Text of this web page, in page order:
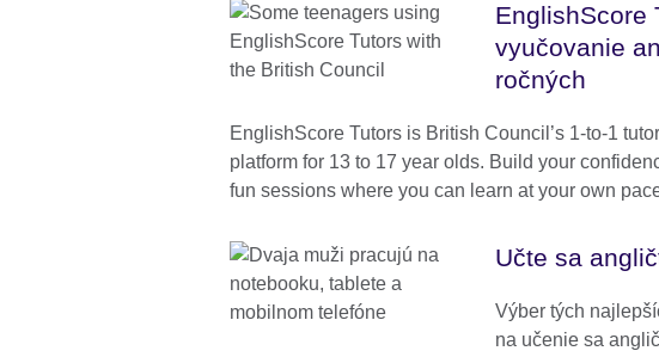
EnglishScore
vyučovanie
ročných
EnglishScore Tutors is British Council’s 1-to-1
platform for 13 to 17 year olds. Build your
fun sessions where you can learn at your own
Učte sa
Výber tých
na učenie sa